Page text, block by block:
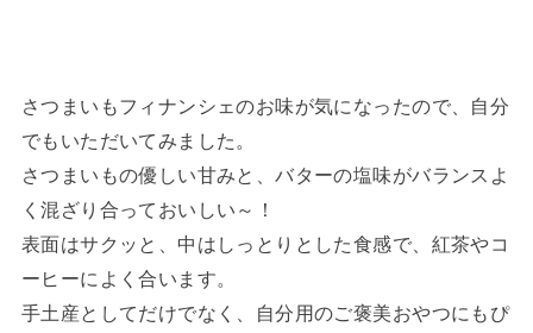
さつまいもフィナンシェのお味が気になったので、自分
でもいただいてみました。
さつまいもの優しい甘みと、バターの塩味がバランスよ
く混ざり合っておいしい～！
表面はサクッと、中はしっとりとした食感で、紅茶やコ
ーヒーによく合います。
手土産としてだけでなく、自分用のご褒美おやつにもぴ